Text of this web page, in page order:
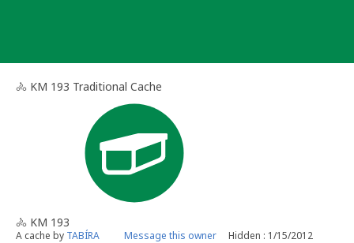
🚴 KM 193 Traditional Cache
🚴 KM 193
A cache by TABÍRA Message this owner Hidden : 1/15/2012